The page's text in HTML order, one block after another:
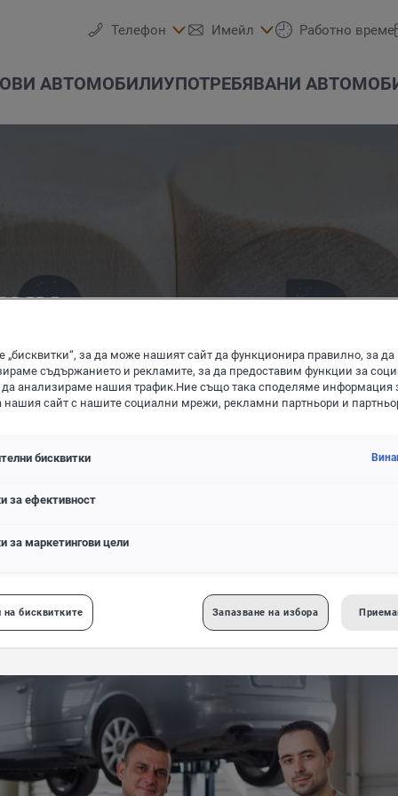
Audi
АВТОМОБИЛИ
Тестово шофиране Е-мобилност
УПОТРЕБЯВАНИ
Детайлно търсене Акции
Час за сервиз Гуми и джанти
части и аксесоари
Westauto-M Audi
Телефон Имейл Работно време
служители. Започнете
от нашия екип.
„бисквитки“, за да може нашият сайт да функционира правилно, за да
съдържанието и рекламите, за да предоставим функции за
анализираме нашия трафик.Ние също така споделяме информация
нашия сайт с нашите социални мрежи, рекламни партньори и
бисквитки
за ефективност
за маркетингови цели
бисквитките Запазване на избора